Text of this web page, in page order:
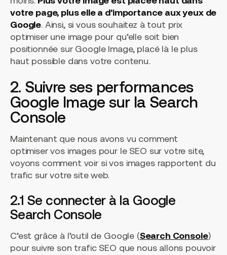
votre page, plus elle a d’importance aux yeux de
Google. Ainsi, si vous souhaitez à tout prix
optimiser une image pour qu’elle soit bien
positionnée sur Google Image, placé là le plus
haut possible dans votre contenu.
2. Suivre ses performances
Google Image sur la Search
Console
Maintenant que nous avons vu comment
optimiser vos images pour le SEO sur votre site,
voyons comment voir si vos images rapportent du
trafic sur votre site web.
2.1 Se connecter à la Google
Search Console
C’est grâce à l’outil de Google (Search Console)
pour suivre son trafic SEO que nous allons pouvoir